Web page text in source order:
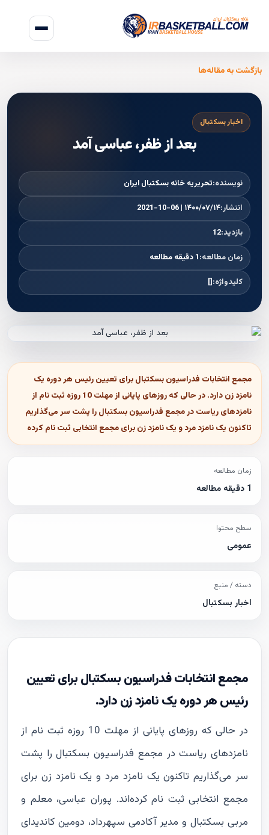
بازگشت به مقاله‌ها
اخبار بسکتبال
بعد از ظفر، عباسی آمد
نویسنده:تحریریه خانه بسکتبال ایران
انتشار:۱۴۰۰/۰۷/۱۴ | 2021-10-06
بازدید:12
زمان مطالعه:1 دقیقه مطالعه
کلیدواژه:[]
مجمع انتخابات فدراسیون بسکتبال برای تعیین رئیس هر دوره یک
نامزد زن دارد. در حالی که روزهای پایانی از مهلت 10 روزه ثبت نام از
نامزدهای ریاست در مجمع فدراسیون بسکتبال را پشت سر می‌گذاریم
تاکنون یک نامزد مرد و یک نامزد زن برای مجمع انتخابی ثبت نام کرده
زمان مطالعه
1 دقیقه مطالعه
سطح محتوا
عمومی
دسته / منبع
اخبار بسکتبال
مجمع انتخابات فدراسیون بسکتبال برای تعیین
رئیس هر دوره یک نامزد زن دارد.
در حالی که روزهای پایانی از مهلت 10 روزه ثبت نام از
نامزدهای ریاست در مجمع فدراسیون بسکتبال را پشت
سر می‌گذاریم تاکنون یک نامزد مرد و یک نامزد زن برای
مجمع انتخابی ثبت نام کرده‌اند. پوران عباسی، معلم و
مربی بسکتبال و مدیر آکادمی سپهرداد، دومین کاندیدای